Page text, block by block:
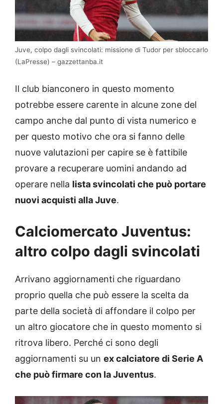
Juve, colpo dagli svincolati: missione di Tudor per sbloccarlo
(LaPresse) – gazzettanba.it
Il club bianconero in questo momento
potrebbe essere carente in alcune zone del
campo anche dal punto di vista numerico e
per questo motivo che ora si fanno delle
nuove valutazioni per capire se è fattibile
provare a recuperare uomini andando ad
operare nella lista svincolati che può portare
nuovi acquisti alla Juve.
Calciomercato Juventus:
altro colpo dagli svincolati
Arrivano aggiornamenti che riguardano
proprio quella che può essere la scelta da
parte della società di affondare il colpo per
un altro giocatore che in questo momento si
ritrova libero. Perché ci sono degli
aggiornamenti su un ex calciatore di Serie A
che può firmare con la Juventus.